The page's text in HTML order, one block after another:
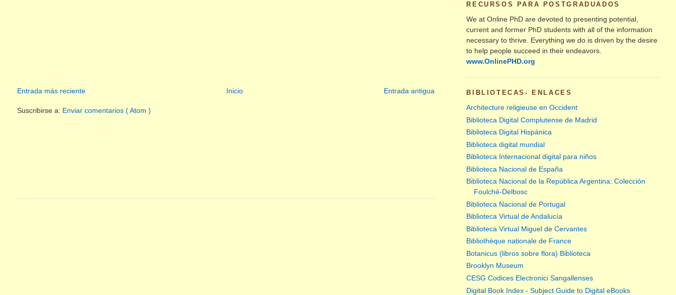
Entrada más reciente Entrada antigua
Inicio
Suscribirse a: Enviar comentarios ( Atom )
RECURSOS PARA POSTGRADUADOS
We at Online PhD are devoted to presenting potential,
current and former PhD students with all of the information
necessary to thrive. Everything we do is driven by the desire
to help people succeed in their endeavors.
www.OnlinePHD.org
BIBLIOTECAS- ENLACES
Architecture religieuse en Occident
Biblioteca Digital Complutense de Madrid
Biblioteca Digital Hispánica
Biblioteca digital mundial
Biblioteca Internacional digital para niños
Biblioteca Nacional de España
Biblioteca Nacional de la República Argentina: Colección
Foulché-Delbosc
Biblioteca Nacional de Portugal
Biblioteca Virtual de Andalucía
Biblioteca Virtual Miguel de Cervantes
Bibliothèque nationale de France
Botanicus (libros sobre flora) Biblioteca
Brooklyn Museum
CESG Codices Electronici Sangallenses
Digital Book Index - Subject Guide to Digital eBooks